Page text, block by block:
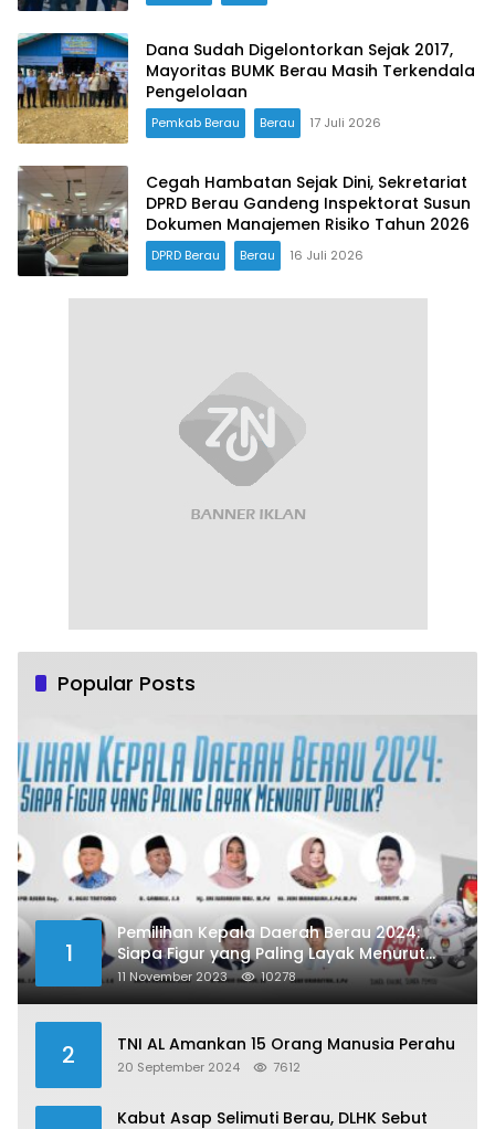
Dana Sudah Digelontorkan Sejak 2017,
Mayoritas BUMK Berau Masih Terkendala
Pengelolaan
Pemkab Berau Berau 17 Juli 2026
Cegah Hambatan Sejak Dini, Sekretariat
DPRD Berau Gandeng Inspektorat Susun
Dokumen Manajemen Risiko Tahun 2026
DPRD Berau Berau 16 Juli 2026
Popular Posts
1
Pemilihan Kepala Daerah Berau 2024:
Siapa Figur yang Paling Layak Menurut
Publik?
11 November 2023 10278
2 TNI AL Amankan 15 Orang Manusia Perahu
20 September 2024 7612
Kabut Asap Selimuti Berau, DLHK Sebut